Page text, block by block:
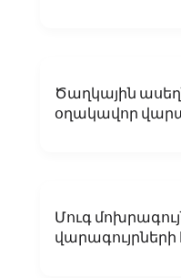
Ծաղկային
օղակավոր
Մուգ